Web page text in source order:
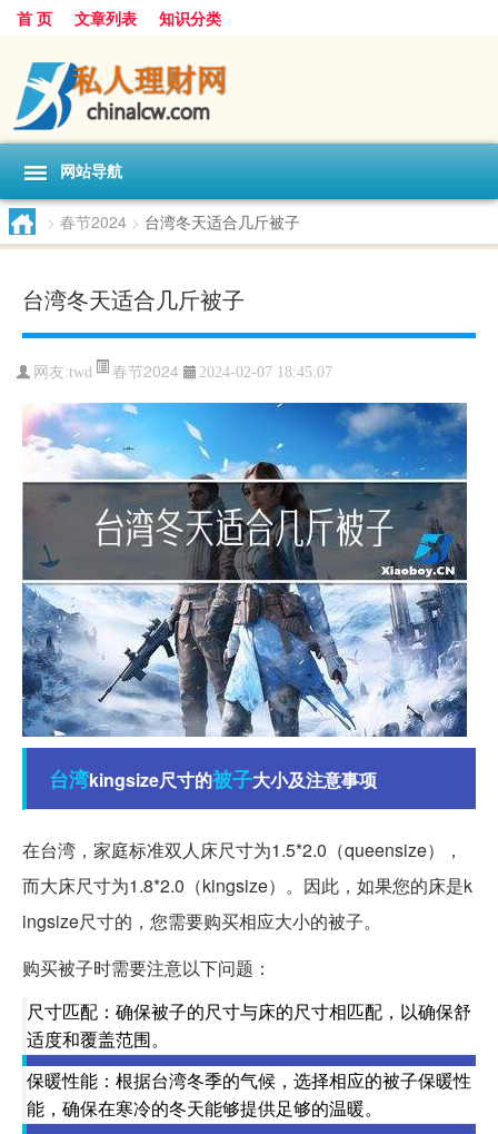
首 页 文章列表 知识分类
网站导航
> 春节2024 > 台湾冬天适合几斤被子
台湾冬天适合几斤被子
网友:twd 春节2024 2024-02-07 18:45:07
台湾kingsize尺寸的被子大小及注意事项
在台湾，家庭标准双人床尺寸为1.5*2.0（queensize），
而大床尺寸为1.8*2.0（kingsize）。因此，如果您的床是k
ingsize尺寸的，您需要购买相应大小的被子。
购买被子时需要注意以下问题：
尺寸匹配：确保被子的尺寸与床的尺寸相匹配，以确保舒
适度和覆盖范围。
保暖性能：根据台湾冬季的气候，选择相应的被子保暖性
能，确保在寒冷的冬天能够提供足够的温暖。